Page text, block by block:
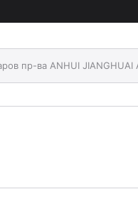
пр-ва ANHUI JIANGHUAI